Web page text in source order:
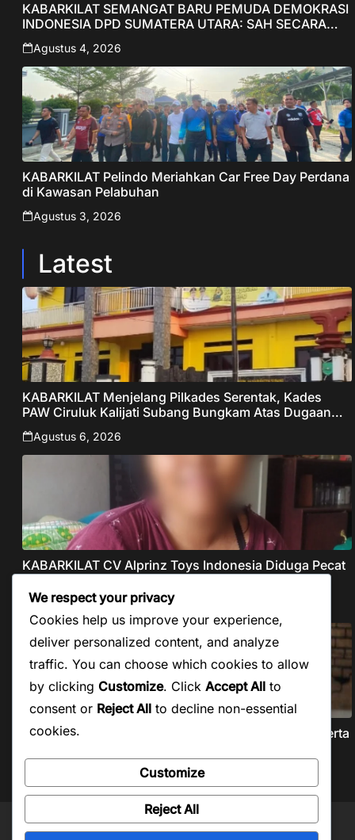
KABARKILAT SEMANGAT BARU PEMUDA DEMOKRASI
INDONESIA DPD SUMATERA UTARA: SAH SECARA
ORGANISASI, SIAP MENGABDI UNTUK RAKYAT DAN
INDONESIA
Agustus 4, 2026
KABARKILAT Pelindo Meriahkan Car Free Day Perdana
di Kawasan Pelabuhan
Agustus 3, 2026
Latest
KABARKILAT Menjelang Pilkades Serentak, Kades
PAW Ciruluk Kalijati Subang Bungkam Atas Dugaan
Pungli dan Nepotisme Yang Disorot Warganet
Agustus 6, 2026
KABARKILAT CV Alprinz Toys Indonesia Diduga Pecat
Agustus 5, 2026
KABARKILAT Forkopemras Aceh Selatan Minta Peserta
Integritas, Bukan Kedekatan
Copyright © 2026 Kabar Kilat . Powered by
We respect your privacy
Cookies help us improve your experience,
deliver personalized content, and analyze
traffic. You can choose which cookies to allow
by clicking Customize. Click Accept All to
consent or Reject All to decline non-essential
cookies.
Customize
Reject All